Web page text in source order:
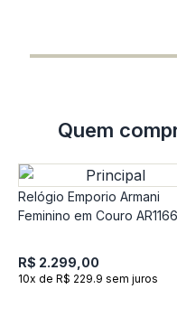
Quem
Relógio Emporio Armani
Feminino em Couro
R$ 2.299,00
10x de R$ 229.9 sem juros